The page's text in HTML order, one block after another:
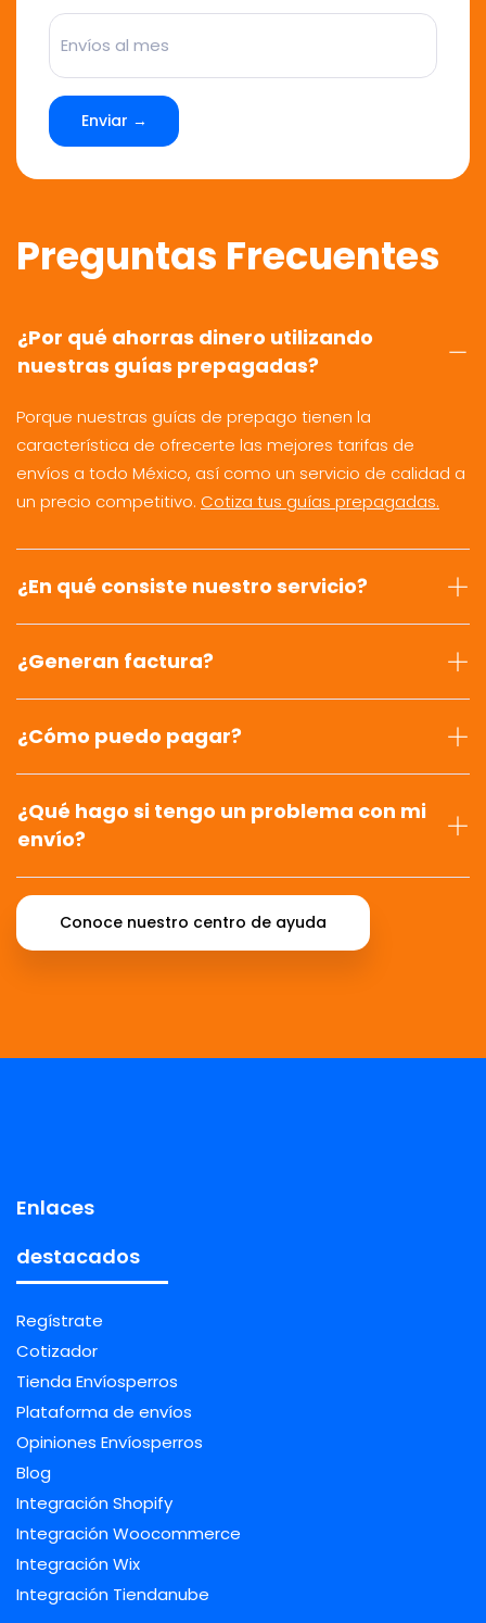
Enviar →
Preguntas Frecuentes
¿Por qué ahorras dinero utilizando
nuestras guías prepagadas?
Porque nuestras guías de prepago tienen la
característica de ofrecerte las mejores tarifas de
envíos a todo México, así como un servicio de calidad a
un precio competitivo. Cotiza tus guías prepagadas.
¿En qué consiste nuestro servicio?
¿Generan factura?
¿Cómo puedo pagar?
¿Qué hago si tengo un problema con mi
envío?
Conoce nuestro centro de ayuda
Enlaces
destacados
Regístrate
Cotizador
Tienda Envíosperros
Plataforma de envíos
Opiniones Envíosperros
Blog
Integración Shopify
Integración Woocommerce
Integración Wix
Integración Tiendanube